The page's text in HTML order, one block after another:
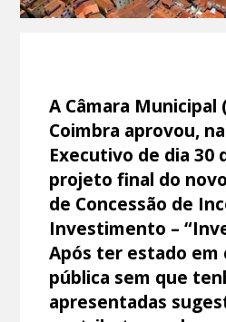
A Câmara Municipal
Coimbra aprovou,
Executivo de dia 30
projeto final do
de Concessão de
Investimento –
Após ter estado em
pública sem que
apresentadas